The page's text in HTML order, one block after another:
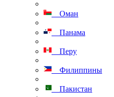
Оман
Панама
Перу
Филиппины
Пакистан